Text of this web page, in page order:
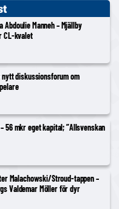
Manneh – Mjällby
CL-kvalet
diskussionsforum om
56 mkr eget kapital; ”Allsvenskan
Malachowski/Stroud-tappen –
Valdemar Möller för dyr